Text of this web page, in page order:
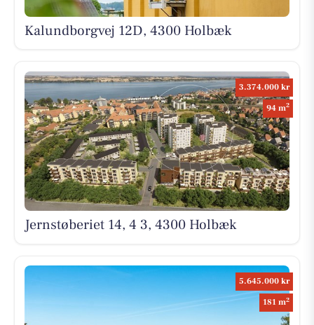
Kalundborgvej 12D, 4300 Holbæk
3.374.000 kr
94 m2
Jernstøberiet 14, 4 3, 4300 Holbæk
5.645.000 kr
181 m2